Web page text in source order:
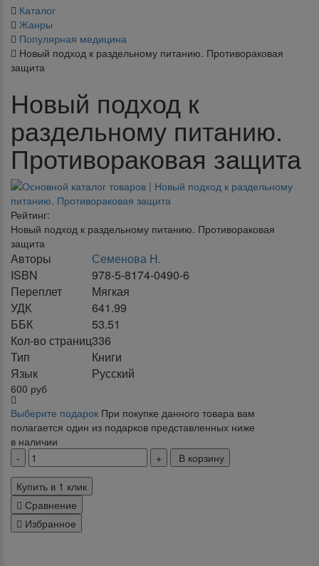
Каталог
Жанры
Популярная медицина
Новый подход к раздельному питанию. Противораковая
защита
Новый подход к
раздельному питанию.
Противораковая защита
Рейтинг:
Новый подход к раздельному питанию. Противораковая
защита
Авторы
Семенова Н.
ISBN
978-5-8174-0490-6
Переплет
Мягкая
УДК
641.99
ББК
53.51
Кол-во страниц336
Тип
Книги
Язык
Русский
600 руб
Выберите подарок При покупке данного товара вам
полагается один из подарков представленных ниже
в наличии
В корзину
Купить в 1 клик
Сравнение
Избранное